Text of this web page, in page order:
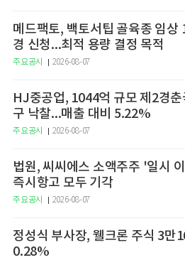
메드팩토, 백토서팁 골육종 임상
경 신청...최적 용량 결정 목적
주요공시 2026-08-07
HJ중공업, 1044억 규모 제2경
구 낙찰...매출 대비 5.22%
주요공시 2026-08-07
법원, 씨씨에스 소액주주 '일시
즉시항고 모두 기각
주요공시 2026-08-07
정성식 부사장, 웰크론 주식 3만1669주
0.28%